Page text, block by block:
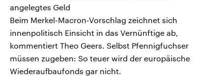
angelegtes Geld
Beim Merkel-Macron-Vorschlag zeichnet sich
innenpolitisch Einsicht in das Vernünftige ab,
kommentiert Theo Geers. Selbst Pfennigfuchser
müssen zugeben: So teuer wird der europäische
Wiederaufbaufonds gar nicht.